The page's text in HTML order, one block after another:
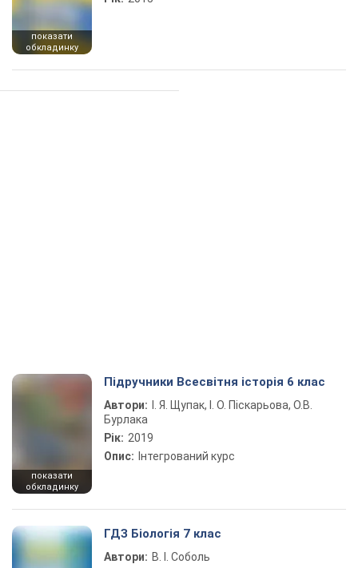
показати
обкладинку
показати
обкладинку
Підручники Всесвітня історія 6 клас
Автори:
І. Я. Щупак, І. О. Піскарьова, О.В.
Бурлака
Рік: 2019
Опис: Інтегрований курс
ГДЗ Біологія 7 клас
Автори: В. І. Соболь